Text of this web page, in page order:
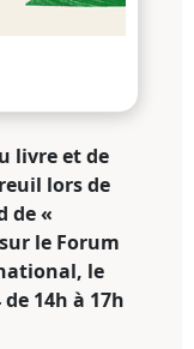
livre et de
lors de
de «
le Forum
le
14h à 17h